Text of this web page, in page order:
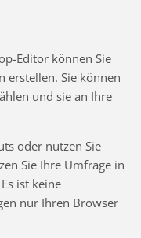
Editor können Sie
erstellen. Sie können
und sie an Ihre
oder nutzen Sie
Sie Ihre Umfrage in
ist keine
nur Ihren Browser